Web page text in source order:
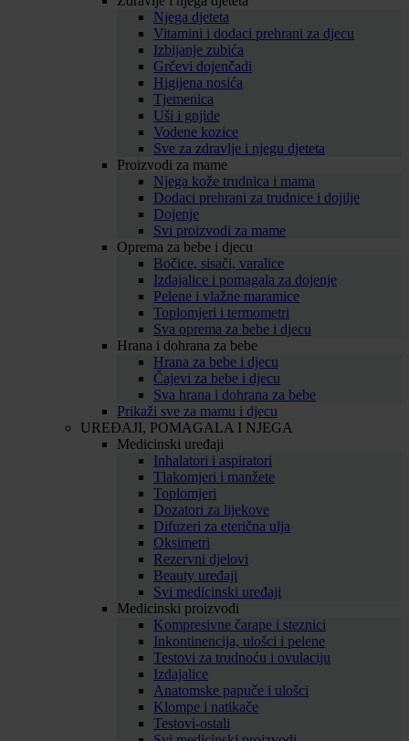
Njega djeteta
Vitamini i dodaci prehrani za djecu
Izbijanje zubića
Grčevi dojenčadi
Higijena nosića
Tjemenica
Uši i gnjide
Vodene kozice
Sve za zdravlje i njegu djeteta
Proizvodi za mame
Njega kože trudnica i mama
Dodaci prehrani za trudnice i dojilje
Dojenje
Svi proizvodi za mame
Oprema za bebe i djecu
Bočice, sisači, varalice
Izdajalice i pomagala za dojenje
Pelene i vlažne maramice
Toplomjeri i termometri
Sva oprema za bebe i djecu
Hrana i dohrana za bebe
Hrana za bebe i djecu
Čajevi za bebe i djecu
Sva hrana i dohrana za bebe
Prikaži sve za mamu i djecu
UREĐAJI, POMAGALA I NJEGA
Medicinski uređaji
Inhalatori i aspiratori
Tlakomjeri i manžete
Toplomjeri
Dozatori za lijekove
Difuzeri za eterična ulja
Oksimetri
Rezervni djelovi
Beauty uređaji
Svi medicinski uređaji
Medicinski proizvodi
Kompresivne čarape i steznici
Inkontinencija, ulošci i pelene
Testovi za trudnoću i ovulaciju
Izdajalice
Anatomske papuče i ulošci
Klompe i natikače
Testovi-ostali